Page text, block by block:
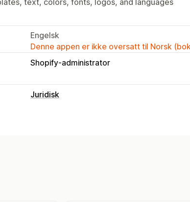
Engelsk
Denne appen er ikke oversatt til Norsk
Shopify-administrator
Juridisk